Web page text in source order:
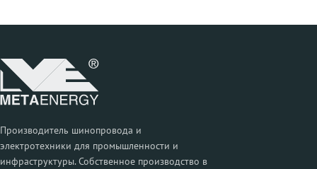
Производитель шинопровода и
электротехники для промышленности и
инфраструктуры. Собственное производство в